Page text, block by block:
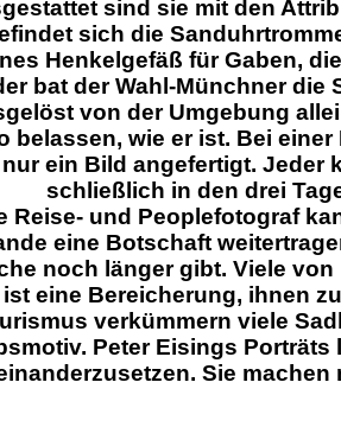
sind sie mit den
sich die
Henkelgefäß für Gaben,
bat der Wahl-Münchner
von der Umgebung
belassen, wie er ist. Bei
ein Bild angefertigt. Jeder
schließlich in den drei
Reise- und Peoplefotograf
eine Botschaft
noch länger gibt. Viele
eine Bereicherung, ihnen
verkümmern viele
Peter Eisings Porträts
Sie